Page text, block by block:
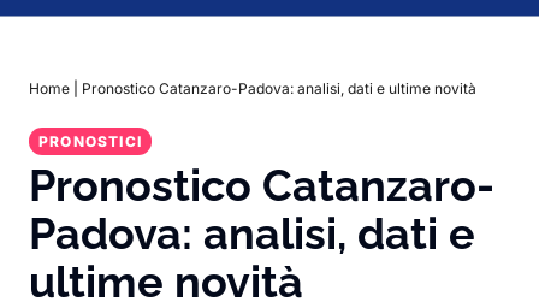
Home Pronostico Catanzaro-Padova: analisi, dati e ultime novità
PRONOSTICI
Pronostico Catanzaro-
Padova: analisi, dati e
ultime novità